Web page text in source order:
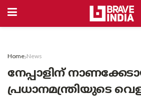
Home News
നേപ്പാളിന്
പ്രധാനമന്ത്രിയുടെ